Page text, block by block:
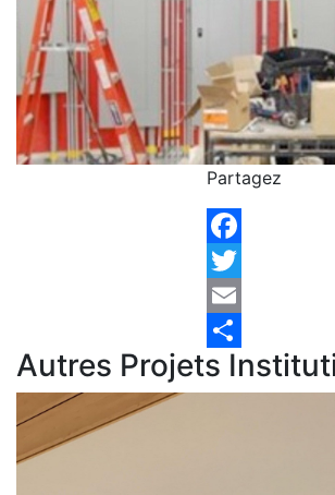
Partagez
Facebook
Twitter
Email
Share
Autres Projets